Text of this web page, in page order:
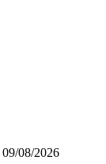
09/08/2026